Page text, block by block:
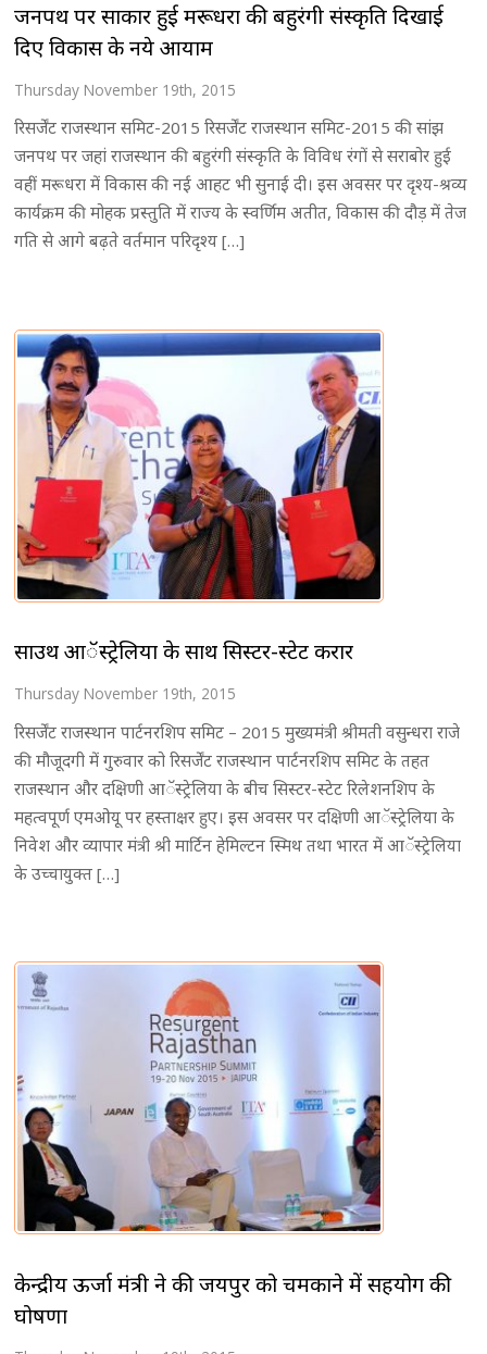
जनपथ पर साकार हुई मरूधरा की बहुरंगी संस्कृति दिखाई
दिए विकास के नये आयाम
Thursday November 19th, 2015
रिसर्जेंट राजस्थान समिट-2015 रिसर्जेंट राजस्थान समिट-2015 की सांझ
जनपथ पर जहां राजस्थान की बहुरंगी संस्कृति के विविध रंगों से सराबोर हुई
वहीं मरूधरा में विकास की नई आहट भी सुनाई दी। इस अवसर पर दृश्य-श्रव्य
कार्यक्रम की मोहक प्रस्तुति में राज्य के स्वर्णिम अतीत, विकास की दौड़ में तेज
गति से आगे बढ़ते वर्तमान परिदृश्य […]
साउथ आॅस्ट्रेलिया के साथ सिस्टर-स्टेट करार
Thursday November 19th, 2015
रिसर्जेंट राजस्थान पार्टनरशिप समिट – 2015 मुख्यमंत्री श्रीमती वसुन्धरा राजे
की मौजूदगी में गुरुवार को रिसर्जेंट राजस्थान पार्टनरशिप समिट के तहत
राजस्थान और दक्षिणी आॅस्ट्रेलिया के बीच सिस्टर-स्टेट रिलेशनशिप के
महत्वपूर्ण एमओयू पर हस्ताक्षर हुए। इस अवसर पर दक्षिणी आॅस्ट्रेलिया के
निवेश और व्यापार मंत्री श्री मार्टिन हेमिल्टन स्मिथ तथा भारत में आॅस्ट्रेलिया
के उच्चायुक्त […]
केन्द्रीय ऊर्जा मंत्री ने की जयपुर को चमकाने में सहयोग की
घोषणा